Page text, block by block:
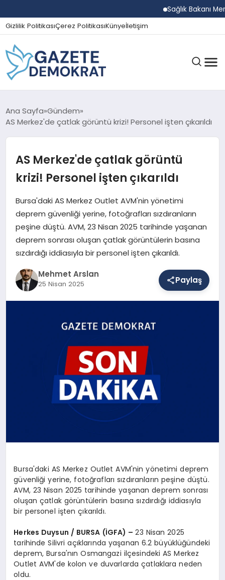
Sağlık Bakanı
Gizlilik PolitikasıÇerez PolitikasıKünyeİletişim
GÜNDEM
SPOR
MAGAZIN
SAĞLIK
Ana Sayfa Gündem
AS Merkez'de çatlak görüntü krizi! Personel işten çıkarıldı
AS Merkez'de çatlak görüntü
krizi! Personel işten çıkarıldı
Bursa'daki AS Merkez Outlet AVM'nin yönetimi
deprem güvenliği yerine, fotoğrafları sızdıranların
peşine düştü. AVM, 23 Nisan 2025 tarihinde yaşanan
deprem sonrası oluşan çatlak görüntülerin basına
sızdırdığı iddiasıyla bir personel işten çıkarıldı.
Mehmet Arslan
25 Nisan 2025 Paylaş
Bursa'daki AS Merkez Outlet AVM'nin yönetimi deprem
güvenliği yerine, fotoğrafları sızdıranların peşine düştü.
AVM, 23 Nisan 2025 tarihinde yaşanan deprem sonrası
oluşan çatlak görüntülerin basına sızdırdığı iddiasıyla
bir personel işten çıkarıldı.
Herkes Duysun / BURSA (İGFA) –23 Nisan 2025
tarihinde Silivri açıklarında yaşanan 6.2 büyüklüğündeki
deprem, Bursa'nın Osmangazi ilçesindeki AS Merkez
Outlet AVM'de kolon ve duvarlarda çatlaklara neden
oldu.